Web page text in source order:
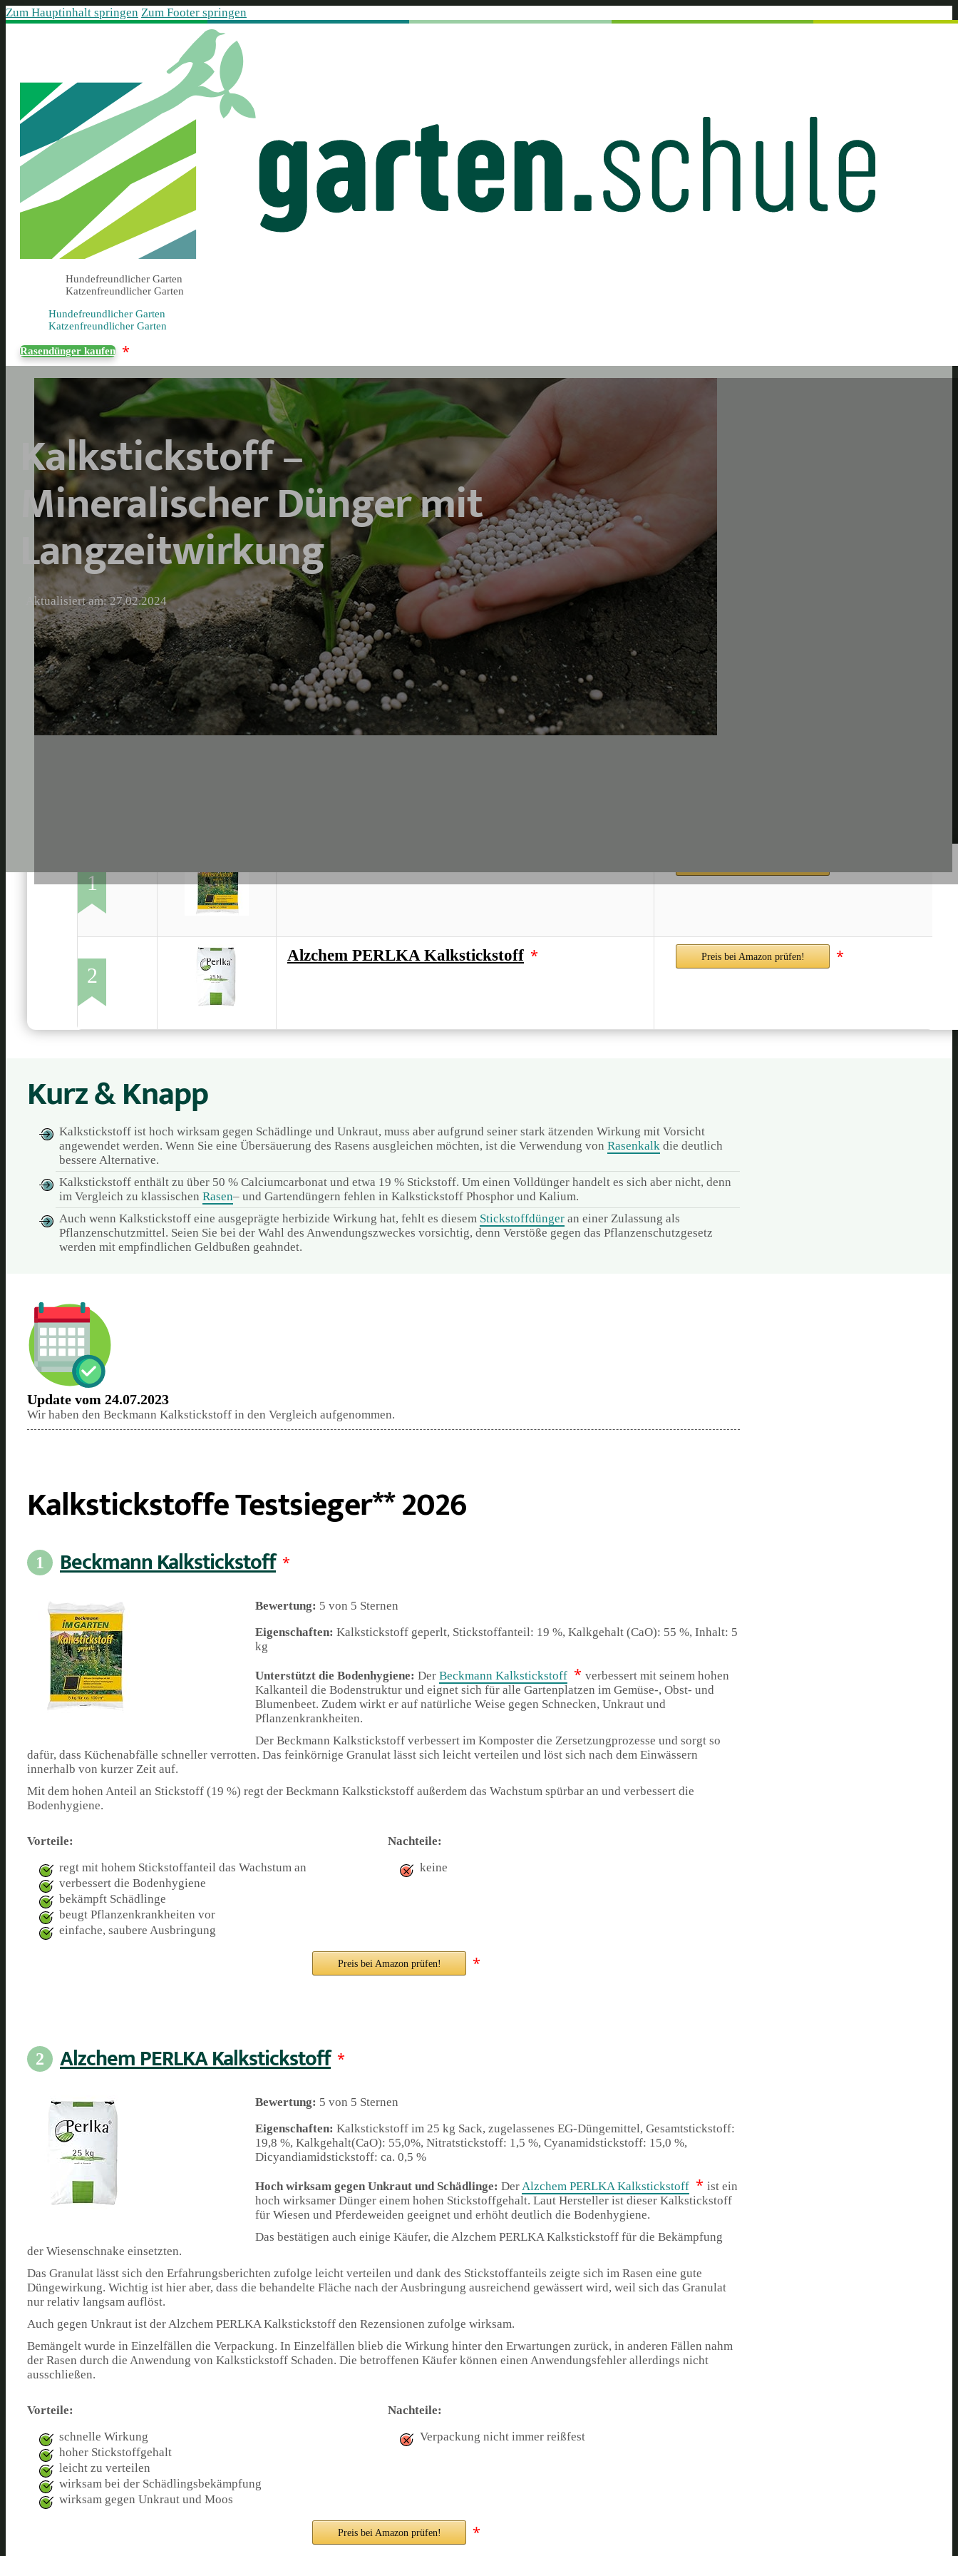
Zum Hauptinhalt springen Zum Footer springen
Hundefreundlicher Garten
Katzenfreundlicher Garten
Hundefreundlicher Garten
Katzenfreundlicher Garten
Rasendünger kaufen *
Kalkstickstoff –
Mineralischer Dünger mit
Langzeitwirkung
Aktualisiert am: 27.02.2024
1
2
Alzchem PERLKA Kalkstickstoff * Preis bei Amazon prüfen! *
Kurz & Knapp
Kalkstickstoff ist hoch wirksam gegen Schädlinge und Unkraut, muss aber aufgrund seiner stark ätzenden Wirkung mit Vorsicht
angewendet werden. Wenn Sie eine Übersäuerung des Rasens ausgleichen möchten, ist die Verwendung von Rasenkalk die deutlich
bessere Alternative.
Kalkstickstoff enthält zu über 50 % Calciumcarbonat und etwa 19 % Stickstoff. Um einen Volldünger handelt es sich aber nicht, denn
im Vergleich zu klassischen Rasen– und Gartendüngern fehlen in Kalkstickstoff Phosphor und Kalium.
Auch wenn Kalkstickstoff eine ausgeprägte herbizide Wirkung hat, fehlt es diesem Stickstoffdünger an einer Zulassung als
Pflanzenschutzmittel. Seien Sie bei der Wahl des Anwendungszweckes vorsichtig, denn Verstöße gegen das Pflanzenschutzgesetz
werden mit empfindlichen Geldbußen geahndet.
Update vom 24.07.2023
Wir haben den Beckmann Kalkstickstoff in den Vergleich aufgenommen.
Kalkstickstoffe Testsieger** 2026
1 Beckmann Kalkstickstoff *
Bewertung: 5 von 5 Sternen
Eigenschaften: Kalkstickstoff geperlt, Stickstoffanteil: 19 %, Kalkgehalt (CaO): 55 %, Inhalt: 5
kg
Unterstützt die Bodenhygiene: Der Beckmann Kalkstickstoff * verbessert mit seinem hohen
Kalkanteil die Bodenstruktur und eignet sich für alle Gartenplatzen im Gemüse-, Obst- und
Blumenbeet. Zudem wirkt er auf natürliche Weise gegen Schnecken, Unkraut und
Pflanzenkrankheiten.
Der Beckmann Kalkstickstoff verbessert im Komposter die Zersetzungprozesse und sorgt so
dafür, dass Küchenabfälle schneller verrotten. Das feinkörnige Granulat lässt sich leicht verteilen und löst sich nach dem Einwässern
innerhalb von kurzer Zeit auf.
Mit dem hohen Anteil an Stickstoff (19 %) regt der Beckmann Kalkstickstoff außerdem das Wachstum spürbar an und verbessert die
Bodenhygiene.
Vorteile:
regt mit hohem Stickstoffanteil das Wachstum an
verbessert die Bodenhygiene
bekämpft Schädlinge
beugt Pflanzenkrankheiten vor
einfache, saubere Ausbringung
Nachteile:
keine
Preis bei Amazon prüfen! *
2 Alzchem PERLKA Kalkstickstoff *
Bewertung: 5 von 5 Sternen
Eigenschaften: Kalkstickstoff im 25 kg Sack, zugelassenes EG-Düngemittel, Gesamtstickstoff:
19,8 %, Kalkgehalt(CaO): 55,0%, Nitratstickstoff: 1,5 %, Cyanamidstickstoff: 15,0 %,
Dicyandiamidstickstoff: ca. 0,5 %
Hoch wirksam gegen Unkraut und Schädlinge: DerAlzchem PERLKA Kalkstickstoff * ist ein
hoch wirksamer Dünger einem hohen Stickstoffgehalt. Laut Hersteller ist dieser Kalkstickstoff
für Wiesen und Pferdeweiden geeignet und erhöht deutlich die Bodenhygiene.
Das bestätigen auch einige Käufer, die Alzchem PERLKA Kalkstickstoff für die Bekämpfung
der Wiesenschnake einsetzten.
Das Granulat lässt sich den Erfahrungsberichten zufolge leicht verteilen und dank des Stickstoffanteils zeigte sich im Rasen eine gute
Düngewirkung. Wichtig ist hier aber, dass die behandelte Fläche nach der Ausbringung ausreichend gewässert wird, weil sich das Granulat
nur relativ langsam auflöst.
Auch gegen Unkraut ist der Alzchem PERLKA Kalkstickstoff den Rezensionen zufolge wirksam.
Bemängelt wurde in Einzelfällen die Verpackung. In Einzelfällen blieb die Wirkung hinter den Erwartungen zurück, in anderen Fällen nahm
der Rasen durch die Anwendung von Kalkstickstoff Schaden. Die betroffenen Käufer können einen Anwendungsfehler allerdings nicht
ausschließen.
Vorteile:
schnelle Wirkung
hoher Stickstoffgehalt
leicht zu verteilen
wirksam bei der Schädlingsbekämpfung
wirksam gegen Unkraut und Moos
Nachteile:
Verpackung nicht immer reißfest
Preis bei Amazon prüfen! *